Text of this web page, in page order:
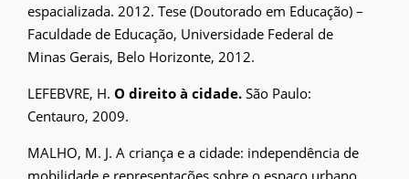
espacializada. 2012. Tese (Doutorado em Educação) –
Faculdade de Educação, Universidade Federal de
Minas Gerais, Belo Horizonte, 2012.
LEFEBVRE, H. O direito à cidade. São Paulo:
Centauro, 2009.
MALHO, M. J. A criança e a cidade: independência de
mobilidade e representações sobre o espaço urbano.